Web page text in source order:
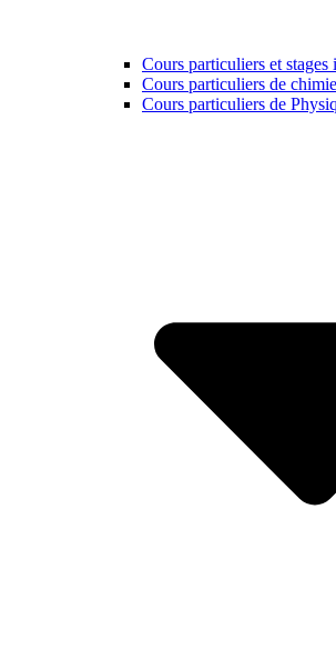
Cours particuliers et
Cours particuliers de chimie
Cours particuliers de